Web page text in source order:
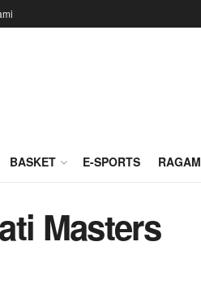
BASKET E-SPORTS RAGAM
Masters